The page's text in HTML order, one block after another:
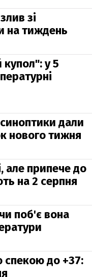
зі
на тиждень
у 5
дали
нового тижня
але припече до
на 2 серпня
поб'є вона
спекою до +37: